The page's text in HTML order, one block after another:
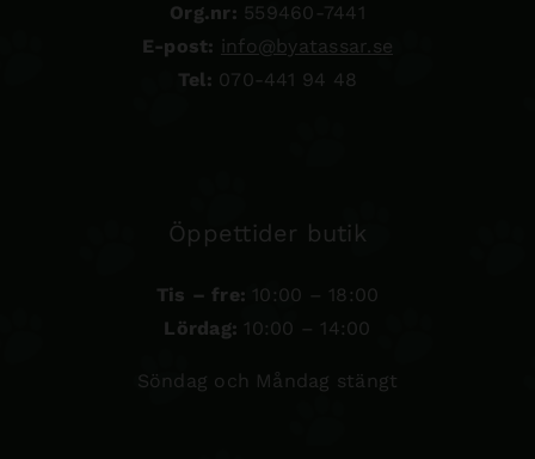
Org.nr: 559460-7441
E-post: info@byatassar.se
Tel: 070-441 94 48
Öppettider butik
Tis – fre: 10:00 – 18:00
Lördag: 10:00 – 14:00
Söndag och Måndag stängt